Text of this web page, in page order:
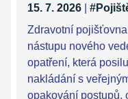
15. 7. 2026
Zdravotní
nástupu nového
opatření, která
nakládání s
opakování postupů,